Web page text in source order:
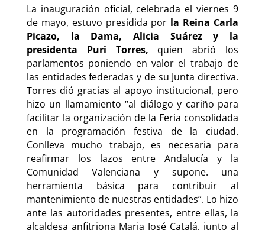
La inauguración oficial, celebrada el viernes 9
de mayo, estuvo presidida por la Reina Carla
Picazo, la Dama, Alicia Suárez y la
presidenta
Puri Torres, quien abrió los
parlamentos poniendo en valor el trabajo de
las entidades federadas y de su Junta directiva.
Torres dió gracias al apoyo institucional, pero
hizo un llamamiento “al diálogo y cariño para
facilitar la organización de la Feria consolidada
en la programación festiva de la ciudad.
Conlleva mucho trabajo, es necesaria para
reafirmar los lazos entre Andalucía y la
Comunidad Valenciana y supone. una
herramienta básica para contribuir al
mantenimiento de nuestras entidades”. Lo hizo
ante las autoridades presentes, entre ellas, la
alcaldesa anfitriona Maria José Catalá, junto al